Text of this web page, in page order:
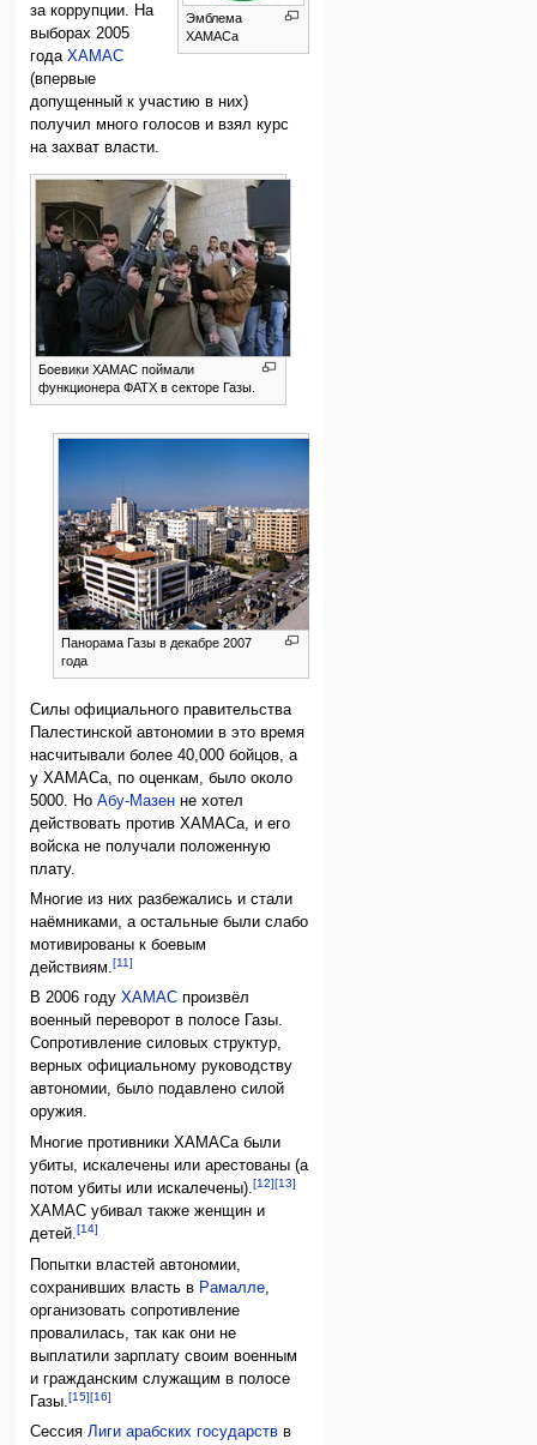
Эмблема
ХАМАСа
за коррупции. На
выборах 2005
годаХАМАС
(впервые
допущенный к участию в них)
получил много голосов и взял курс
на захват власти.
Боевики ХАМАС поймали
функционера ФАТХ в секторе Газы.
Панорама Газы в декабре 2007
года
Силы официального правительства
Палестинской автономии в это время
насчитывали более 40,000 бойцов, а
у ХАМАСа, по оценкам, было около
5000. НоАбу-Мазен не хотел
действовать против ХАМАСа, и его
войска не получали положенную
плату.
Многие из них разбежались и стали
наёмниками, а остальные были слабо
мотивированы к боевым
действиям.[11]
В 2006 годуХАМАС произвёл
военный переворот в полосе Газы.
Сопротивление силовых структур,
верных официальному руководству
автономии, было подавлено силой
оружия.
Многие противники ХАМАСа были
убиты, искалечены или арестованы (а
потом убиты или искалечены).[12][13]
ХАМАС убивал также женщин и
детей.[14]
Попытки властей автономии,
сохранивших власть в Рамалле
организовать сопротивление
провалилась, так как они не
выплатили зарплату своим военным
и гражданским служащим в полосе
Газы.[15][16]
СессияЛиги арабских государств в